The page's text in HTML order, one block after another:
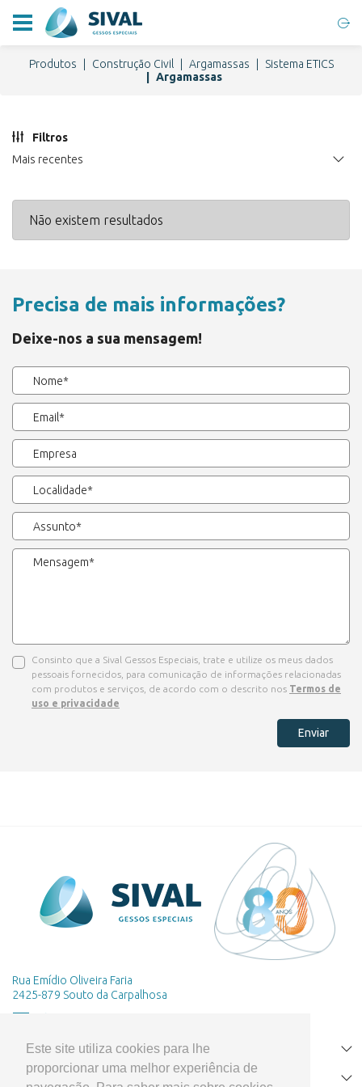
Este site utiliza cookies para lhe
proporcionar uma melhor experiência de
Produtos Construção Civil Argamassas
Sistema ETICS
Argamassas
Filtros
Mais recentes
Não existem resultados
Precisa de mais informações?
Deixe-nos a sua mensagem!
Consinto que a Sival Gessos Especiais, trate e utilize os meus dados
pessoais fornecidos, para comunicação de informações relacionadas
com produtos e serviços, de acordo com o descrito nos Termos de
uso e privacidade
Enviar
Rua Emídio Oliveira Faria
2425-879 Souto da Carpalhosa
HOME
PRODUTOS